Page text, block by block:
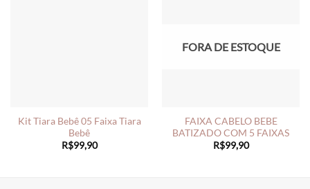
Kit Tiara Bebê 05 Faixa Tiara
Bebê
R$99,90
FORA DE ESTOQUE
FAIXA CABELO BEBE
BATIZADO COM 5 FAIXAS
R$99,90